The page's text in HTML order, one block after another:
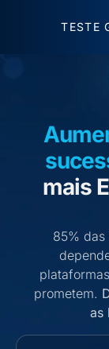
TESTE
mais
85%
prometem.
as